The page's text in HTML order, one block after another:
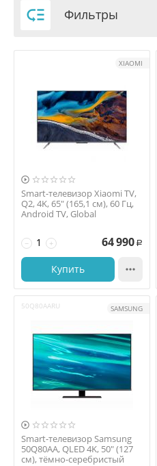
 Фильтры

XIAOMI
Smart-телевизор Xiaomi TV,
Q2, 4K, 65" (165,1 см), 60 Гц,
Android TV, Global
+
− 64 990 Р
Купить 
50Q80AARU

SAMSUNG
Smart-телевизор Samsung
50Q80AA, QLED 4K, 50" (127
см), тёмно-серебристый